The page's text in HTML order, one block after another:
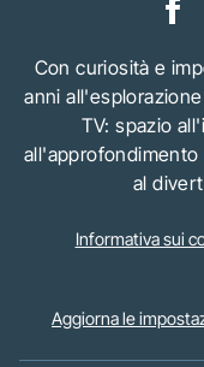
Con curiosità e
anni
TV: spazio
al
Informativa sui
Aggiorna le